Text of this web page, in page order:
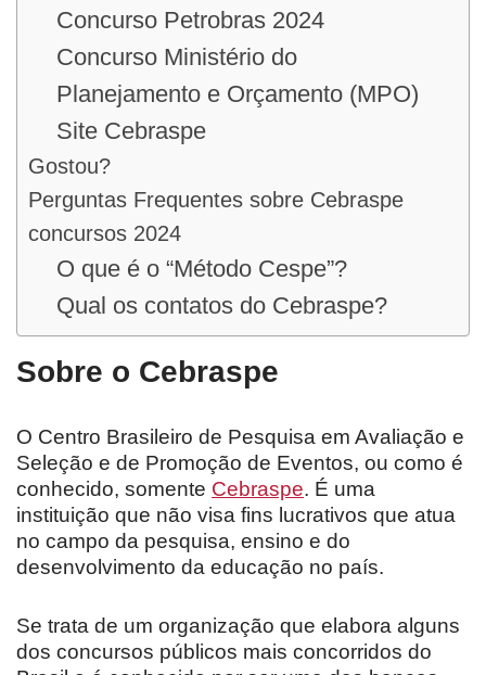
Concurso Petrobras 2024
Concurso Ministério do
Planejamento e Orçamento (MPO)
Site Cebraspe
Gostou?
Perguntas Frequentes sobre Cebraspe
concursos 2024
O que é o “Método Cespe”?
Qual os contatos do Cebraspe?
Sobre o Cebraspe
O Centro Brasileiro de Pesquisa em Avaliação e
Seleção e de Promoção de Eventos, ou como é
conhecido, somente Cebraspe. É uma
instituição que não visa fins lucrativos que atua
no campo da pesquisa, ensino e do
desenvolvimento da educação no país.
Se trata de um organização que elabora alguns
dos concursos públicos mais concorridos do